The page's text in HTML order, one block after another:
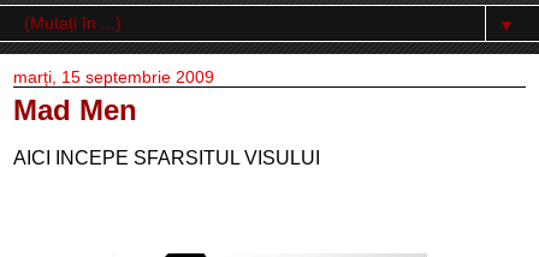
▼
marți, 15 septembrie 2009
Mad Men
AICI INCEPE SFARSITUL VISULUI